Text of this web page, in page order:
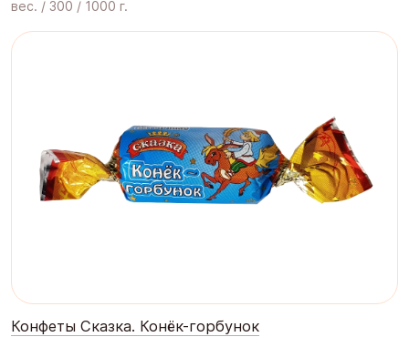
вес. / 300 / 1000 г.
Конфеты Сказка. Конёк-горбунок